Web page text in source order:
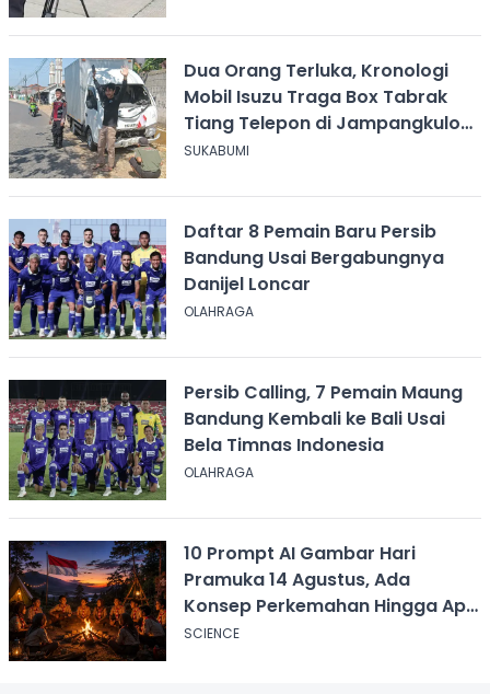
Dua Orang Terluka, Kronologi
Mobil Isuzu Traga Box Tabrak
Tiang Telepon di Jampangkulon
Sukabumi
SUKABUMI
Daftar 8 Pemain Baru Persib
Bandung Usai Bergabungnya
Danijel Loncar
OLAHRAGA
Persib Calling, 7 Pemain Maung
Bandung Kembali ke Bali Usai
Bela Timnas Indonesia
OLAHRAGA
10 Prompt AI Gambar Hari
Pramuka 14 Agustus, Ada
Konsep Perkemahan Hingga Api
Unggun
SCIENCE